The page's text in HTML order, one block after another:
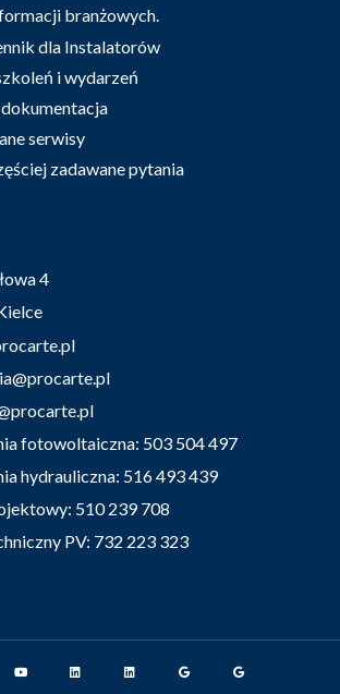
branżowych.
dla Instalatorów
i wydarzeń
serwisy
zadawane pytania
4
fotowoltaiczna: 503 504 497
hydrauliczna: 516 493 439
510 239 708
PV: 732 223 323